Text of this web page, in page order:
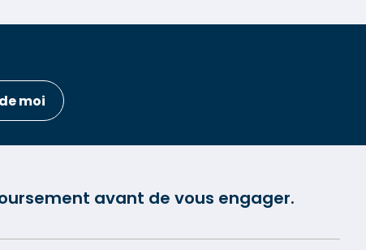
moi
avant de vous engager.